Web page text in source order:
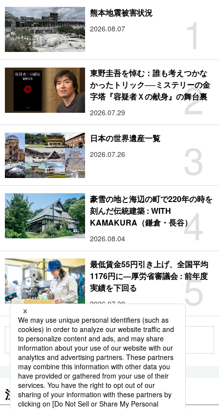
1
熊本地震被害状況
2026.08.07
2
東野圭吾を悼む：誰も考えつかな
かったトリック──ミステリーの金
字塔『容疑者Ｘの献身』の舞台裏
2026.07.29
3
日本の世界遺産一覧
2026.07.26
4
豪雪の地と海辺の町で220年の時を
刻んだ伝統建築 : WITH
KAMAKURA（鎌倉・長谷）
2026.08.04
5
最低賃金55円引き上げ、全国平均
1176円に―厚労省審議会 : 前年度
実績を下回る
2026.07.30
もっと見る
注目のキーワード